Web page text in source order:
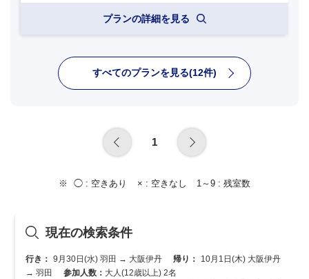
プランの詳細を見る
すべてのプランを見る(12件)
1
◯ : 空きあり × : 空きなし 1～9 : 残室数
現在の検索条件
行き： 9月30日(水) 羽田 → 大阪伊丹 帰り：
10月1日(木) 大阪伊丹
→ 羽田
参加人数： 大人(12歳以上) 2名